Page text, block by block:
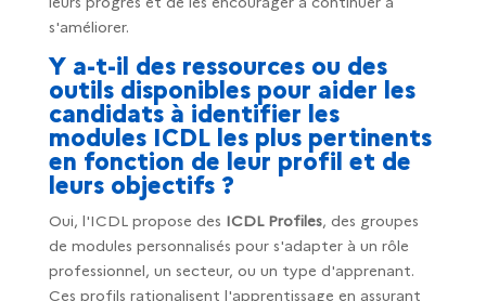
s'améliorer.
Y a-t-il des ressources ou des
outils disponibles pour aider les
candidats à identifier les
modules ICDL les plus pertinents
en fonction de leur profil et de
leurs objectifs ?
Oui, l'ICDL propose des ICDL Profiles, des groupes
de modules personnalisés pour s'adapter à un rôle
professionnel, un secteur, ou un type d'apprenant.
Ces profils rationalisent l'apprentissage en assurant